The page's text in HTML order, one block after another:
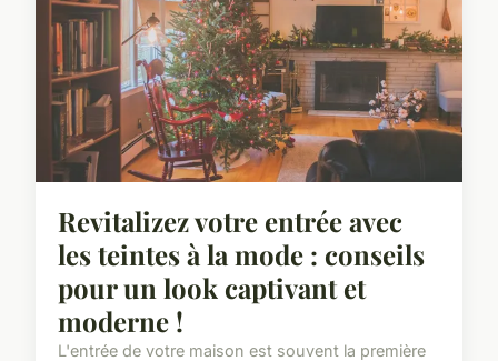
Revitalizez votre entrée avec
les teintes à la mode : conseils
pour un look captivant et
moderne !
L'entrée de votre maison est souvent la première